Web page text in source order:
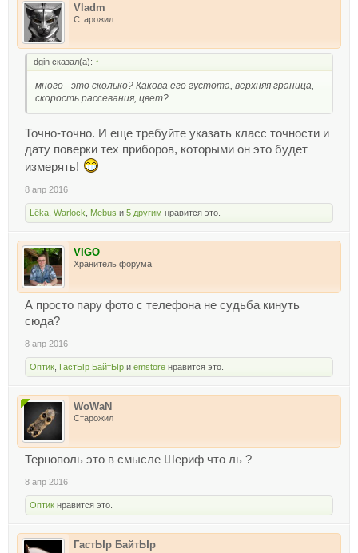
Vladm
Старожил
dgin сказал(а): ↑
много - это сколько? Какова его густота, верхняя граница,
скорость рассевания, цвет?
Точно-точно. И еще требуйте указать класс точности и
дату поверки тех приборов, которыми он это будет
измерять!
8 апр 2016
Lёka Warlock Mebus и 5 другим нравится это.
VIGO
Хранитель форума
А просто пару фото с телефона не судьба кинуть
сюда?
8 апр 2016
Оптик ГастЫр БайтЫр и emstore нравится это.
WoWaN
Старожил
Тернополь это в смысле Шериф что ль ?
8 апр 2016
Оптик нравится это.
ГастЫр БайтЫр